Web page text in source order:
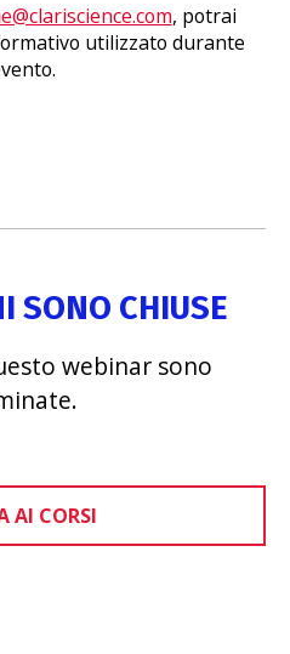
, potrai
utilizzato durante
SONO CHIUSE
webinar sono
AI CORSI